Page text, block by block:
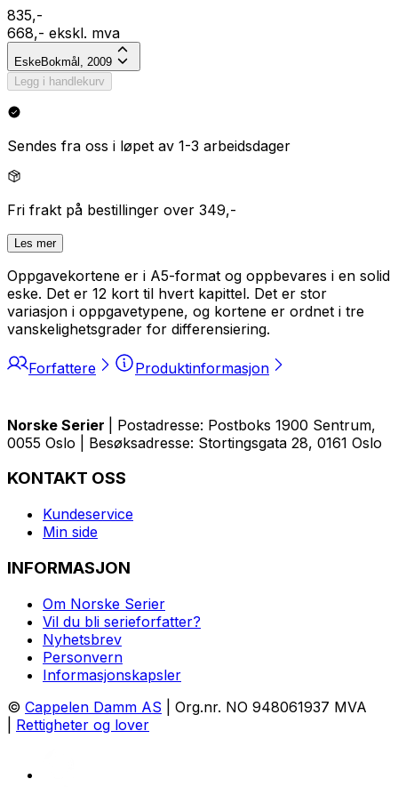
835,-
668,- ekskl. mva
EskeBokmål, 2009
Legg i handlekurv
Sendes fra oss i løpet av 1-3 arbeidsdager
Fri frakt på bestillinger over 349,-
Les mer
Oppgavekortene er i A5-format og oppbevares i en solid
eske. Det er 12 kort til hvert kapittel. Det er stor
variasjon i oppgavetypene, og kortene er ordnet i tre
vanskelighetsgrader for differensiering.
Forfattere Produktinformasjon
Norske Serier
| Postadresse: Postboks 1900 Sentrum,
0055 Oslo | Besøksadresse: Stortingsgata 28, 0161 Oslo
KONTAKT OSS
Kundeservice
Min side
INFORMASJON
Om Norske Serier
Vil du bli serieforfatter?
Nyhetsbrev
Personvern
Informasjonskapsler
© Cappelen Damm AS | Org.nr. NO 948061937 MVA
Rettigheter og lover